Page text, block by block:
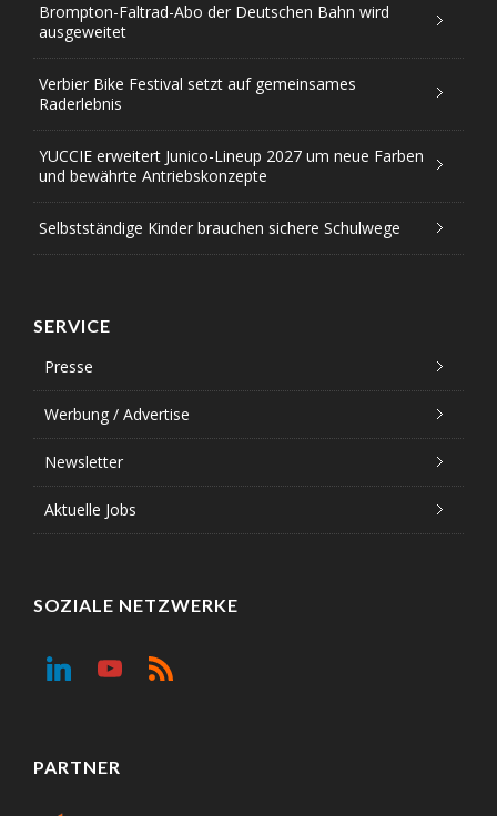
Brompton-Faltrad-Abo der Deutschen Bahn wird
ausgeweitet
Verbier Bike Festival setzt auf gemeinsames
Raderlebnis
YUCCIE erweitert Junico-Lineup 2027 um neue Farben
und bewährte Antriebskonzepte
Selbstständige Kinder brauchen sichere Schulwege
SERVICE
Presse
Werbung / Advertise
Newsletter
Aktuelle Jobs
SOZIALE NETZWERKE
PARTNER